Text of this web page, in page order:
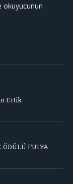
okuyucunun
Ertik
FULYA